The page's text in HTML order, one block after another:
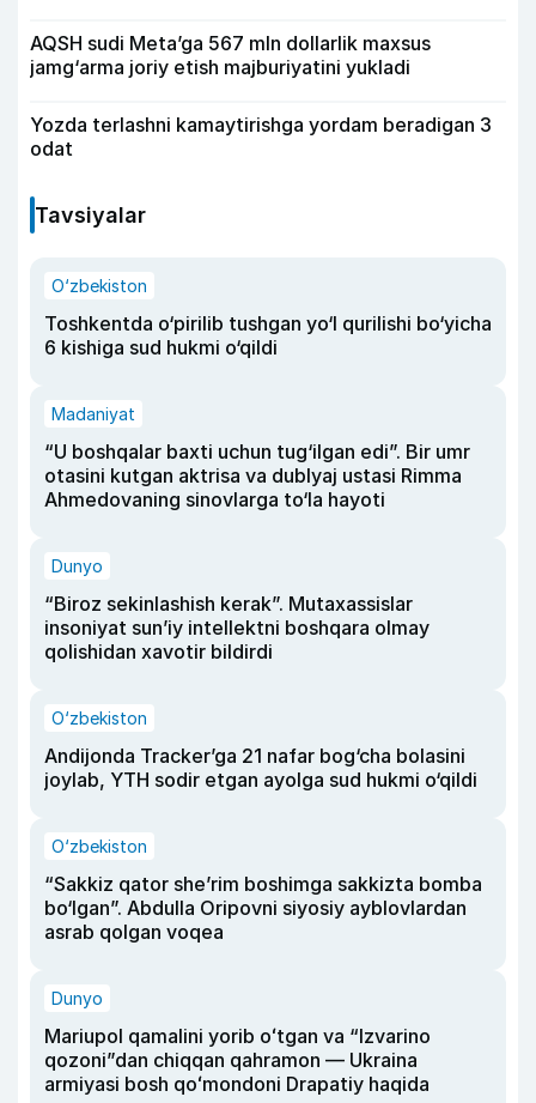
AQSH sudi Meta’ga 567 mln dollarlik maxsus
jamg‘arma joriy etish majburiyatini yukladi
Yozda terlashni kamaytirishga yordam beradigan 3
odat
Tavsiyalar
O‘zbekiston
Toshkentda o‘pirilib tushgan yo‘l qurilishi bo‘yicha
6 kishiga sud hukmi o‘qildi
Madaniyat
“U boshqalar baxti uchun tug‘ilgan edi”. Bir umr
otasini kutgan aktrisa va dublyaj ustasi Rimma
Ahmedovaning sinovlarga to‘la hayoti
Dunyo
“Biroz sekinlashish kerak”. Mutaxassislar
insoniyat sun’iy intellektni boshqara olmay
qolishidan xavotir bildirdi
O‘zbekiston
Andijonda Tracker’ga 21 nafar bog‘cha bolasini
joylab, YTH sodir etgan ayolga sud hukmi o‘qildi
O‘zbekiston
“Sakkiz qator she’rim boshimga sakkizta bomba
bo‘lgan”. Abdulla Oripovni siyosiy ayblovlardan
asrab qolgan voqea
Dunyo
Mariupol qamalini yorib oʻtgan va “Izvarino
qozoni”dan chiqqan qahramon — Ukraina
armiyasi bosh qoʻmondoni Drapatiy haqida